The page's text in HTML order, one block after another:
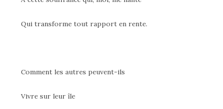
Qui transforme tout rapport en rente.
Comment les autres peuvent-ils
Vivre sur leur île